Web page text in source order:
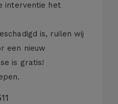
interventie het
is, ruilen wij
een nieuw
is gratis!